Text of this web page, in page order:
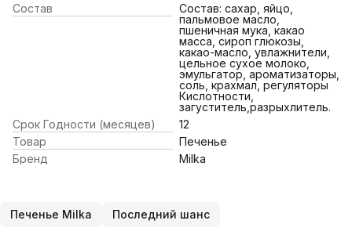
Состав
Состав: сахар, яйцо,
пальмовое масло,
пшеничная мука, какао
масса, сироп глюкозы,
какао-масло, увлажнители,
цельное сухое молоко,
эмульгатор, ароматизаторы,
соль, крахмал, регуляторы
Кислотности,
загуститель,разрыхлитель.
Срок Годности (месяцев)
12
Товар
Печенье
Бренд
Milka
Печенье Milka Последний шанс